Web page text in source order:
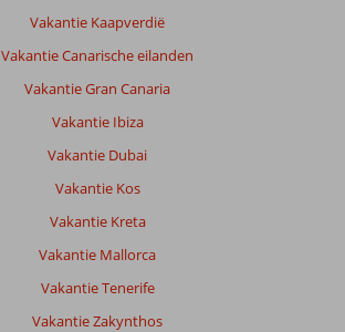
Vakantie Kaapverdië
Vakantie Canarische eilanden
Vakantie Gran Canaria
Vakantie Ibiza
Vakantie Dubai
Vakantie Kos
Vakantie Kreta
Vakantie Mallorca
Vakantie Tenerife
Vakantie Zakynthos